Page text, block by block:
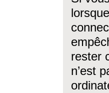
rester
n’est